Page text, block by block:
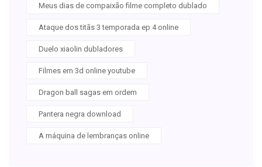
Meus dias de compaixão filme completo dublado
Ataque dos titãs 3 temporada ep 4 online
Duelo xiaolin dubladores
Filmes em 3d online youtube
Dragon ball sagas em ordem
Pantera negra download
A máquina de lembranças online